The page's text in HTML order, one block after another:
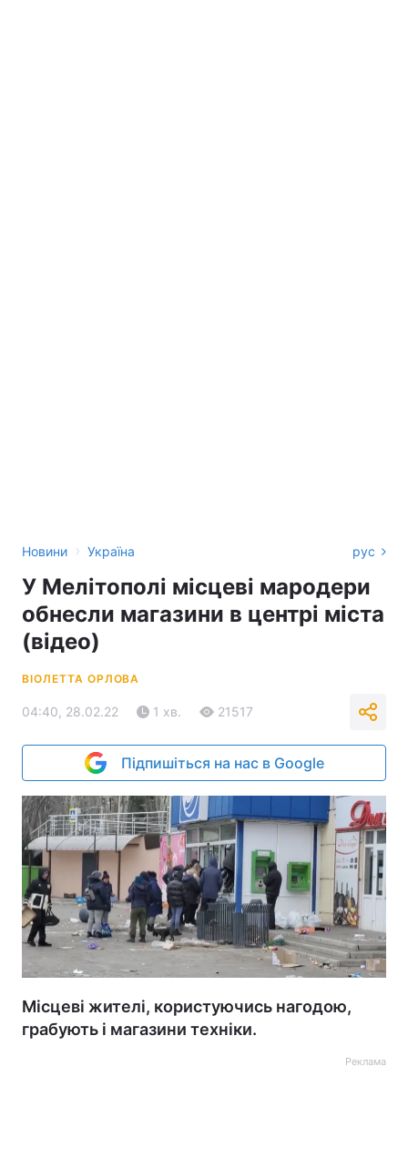
Новини › Україна рус
У Мелітополі місцеві мародери
обнесли магазини в центрі міста
(відео)
ВІОЛЕТТА ОРЛОВА
04:40, 28.02.22 1 хв. 21517
Підпишіться на нас в Google
Місцеві жителі, користуючись нагодою,
грабують і магазини техніки.
Реклама